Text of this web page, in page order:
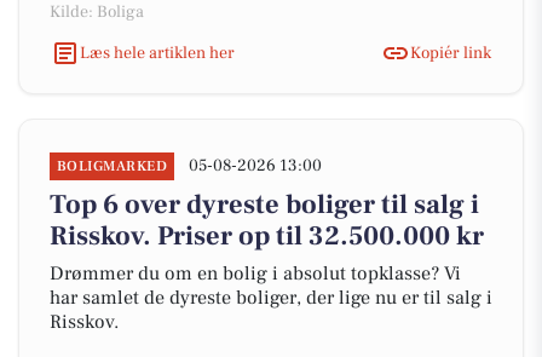
Kilde: Boliga
Læs hele artiklen her
Kopiér link
BOLIGMARKED 05-08-2026 13:00
Top 6 over dyreste boliger til salg i
Risskov. Priser op til 32.500.000 kr
Drømmer du om en bolig i absolut topklasse? Vi
har samlet de dyreste boliger, der lige nu er til salg i
Risskov.